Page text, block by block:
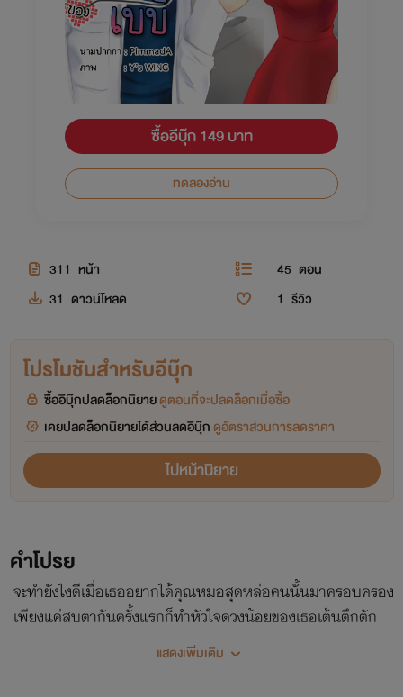
ซื้ออีบุ๊ก 149 บาท
ทดลองอ่าน
311 หน้า 45 ตอน
31 ดาวน์โหลด 1 รีวิว
โปรโมชันสำหรับอีบุ๊ก
ซื้ออีบุ๊กปลดล็อกนิยายดูตอนที่จะปลดล็อกเมื่อซื้อ
เคยปลดล็อกนิยายได้ส่วนลดอีบุ๊ก ดูอัตราส่วนการลดราคา
ไปหน้านิยาย
คำโปรย
จะทำยังไงดีเมื่อเธออยากได้คุณหมอสุดหล่อคนนั้นมาครอบครอง
เพียงแค่สบตากันครั้งแรกก็ทำหัวใจดวงน้อยของเธอเต้นตึกตัก
อย่างที่ไม่เคยเป็นมาก่อน ไม่รู้แหละเธอจะเอาเขามาเป็นของตัว
แสดงเพิ่มเติม